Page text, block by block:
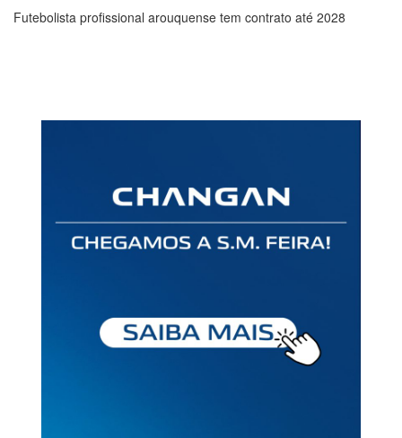
Futebolista profissional arouquense tem contrato até 2028